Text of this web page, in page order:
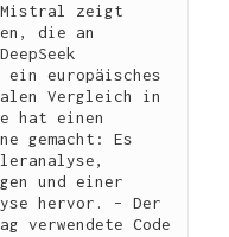
Mistral zeigt
die an
europäisches
Vergleich in
hat einen
gemacht: Es
und einer
hervor. – Der
verwendete Code